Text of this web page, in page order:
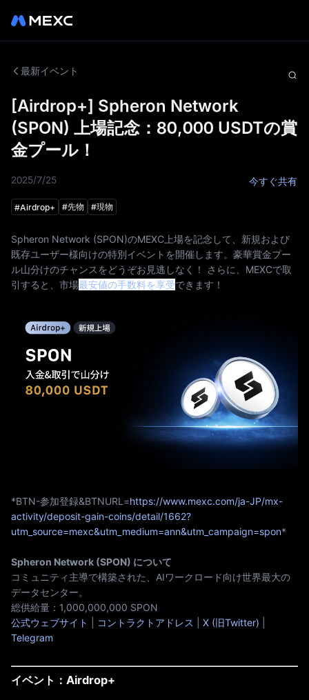
最新イベント
[Airdrop+] Spheron Network
(SPON) 上場記念：80,000 USDTの賞
金プール！
2025/7/25 今すぐ共有
#Airdrop+ #先物 #現物
Spheron Network (SPON)のMEXC上場を記念して、新規および
既存ユーザー様向けの特別イベントを開催します。豪華賞金プー
ル山分けのチャンスをどうぞお見逃しなく！ さらに、MEXCで取
引すると、市場最安値の手数料を享受できます！
*BTN-参加登録&BTNURL=https://www.mexc.com/ja-JP/mx-
activity/deposit-gain-coins/detail/1662?
utm_source=mexc&utm_medium=ann&utm_campaign=spon*
Spheron Network (SPON) について
コミュニティ主導で構築された、AIワークロード向け世界最大の
データセンター。
総供給量：1,000,000,000 SPON
公式ウェブサイト
コントラクトアドレス X (旧Twitter)
Telegram
イベント： Airdrop+